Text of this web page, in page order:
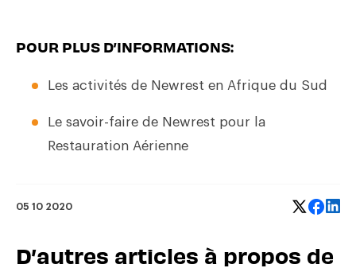
POUR PLUS D’INFORMATIONS:
Les activités de Newrest en Afrique du Sud
Le savoir-faire de Newrest pour la
Restauration Aérienne
05 10 2020
D’autres articles à propos de